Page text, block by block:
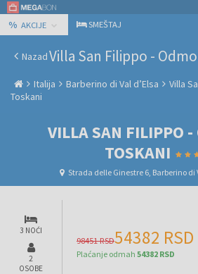
% AKCIJE SMEŠTAJ
Nazad
Italija Barberino di Val dʼElsa
Villa
Toskani
VILLA SAN FILIPPO -
TOSKANI
Strada delle Ginestre 6, Barberino di
3 NOĆI
2
OSOBE
98451 RSD54382 RSD
Plaćanje odmah 54382 RSD